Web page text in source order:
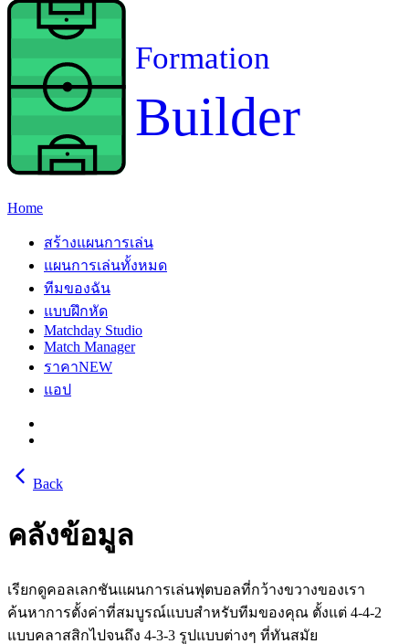
Formation
Builder
Home
สร้างแผนการเล่น
แผนการเล่นทั้งหมด
ทีมของฉัน
แบบฝึกหัด
Matchday Studio
Match Manager
ราคาNEW
แอป
Back
คลังข้อมูล
เรียกดูคอลเลกชันแผนการเล่นฟุตบอลที่กว้างขวางของเรา
ค้นหาการตั้งค่าที่สมบูรณ์แบบสำหรับทีมของคุณ ตั้งแต่ 4-4-2
แบบคลาสสิกไปจนถึง 4-3-3 รูปแบบต่างๆ ที่ทันสมัย